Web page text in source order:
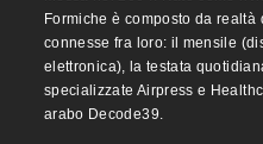
Formiche è composto da realtà
connesse fra loro: il mensile
elettronica), la testata
specializzate Airpress e
arabo Decode39.